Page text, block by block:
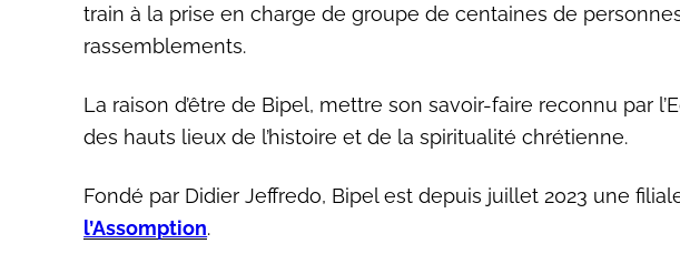
train à la prise en charge de groupe de centaines de
rassemblements.
La raison d’être de Bipel, mettre son savoir-faire reconnu par
des hauts lieux de l’histoire et de la spiritualité chrétienne.
Fondé par Didier Jeffredo, Bipel est depuis juillet 2023 une
l’Assomption.